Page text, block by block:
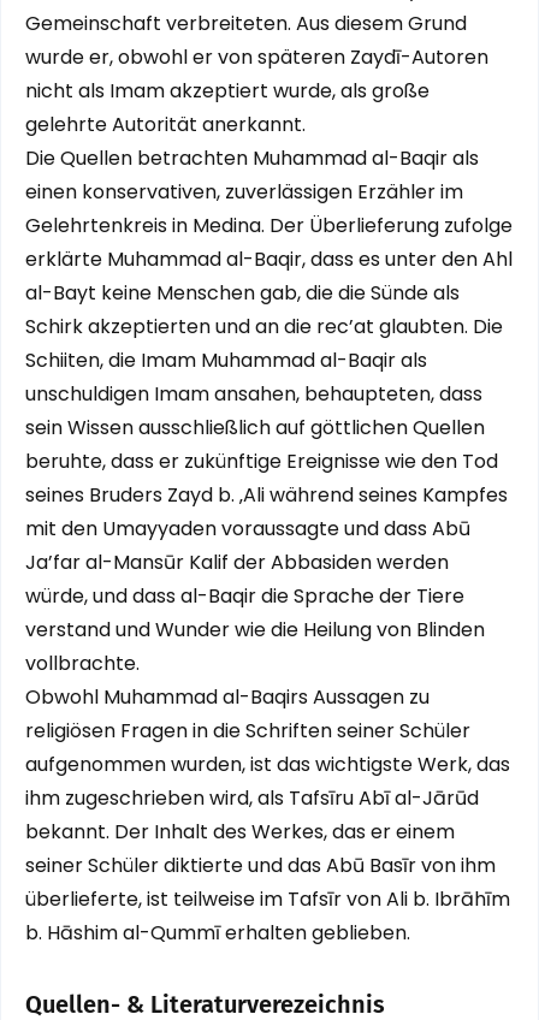
Gemeinschaft verbreiteten. Aus diesem Grund
wurde er, obwohl er von späteren Zaydī-Autoren
nicht als Imam akzeptiert wurde, als große
gelehrte Autorität anerkannt.
Die Quellen betrachten Muhammad al-Baqir als
einen konservativen, zuverlässigen Erzähler im
Gelehrtenkreis in Medina. Der Überlieferung zufolge
erklärte Muhammad al-Baqir, dass es unter den Ahl
al-Bayt keine Menschen gab, die die Sünde als
Schirk akzeptierten und an die rec’at glaubten. Die
Schiiten, die Imam Muhammad al-Baqir als
unschuldigen Imam ansahen, behaupteten, dass
sein Wissen ausschließlich auf göttlichen Quellen
beruhte, dass er zukünftige Ereignisse wie den Tod
seines Bruders Zayd b. ‚Ali während seines Kampfes
mit den Umayyaden voraussagte und dass Abū
Ja’far al-Mansūr Kalif der Abbasiden werden
würde, und dass al-Baqir die Sprache der Tiere
verstand und Wunder wie die Heilung von Blinden
vollbrachte.
Obwohl Muhammad al-Baqirs Aussagen zu
religiösen Fragen in die Schriften seiner Schüler
aufgenommen wurden, ist das wichtigste Werk, das
ihm zugeschrieben wird, als Tafsīru Abī al-Jārūd
bekannt. Der Inhalt des Werkes, das er einem
seiner Schüler diktierte und das Abū Basīr von ihm
überlieferte, ist teilweise im Tafsīr von Ali b. Ibrāhīm
b. Hāshim al-Qummī erhalten geblieben.
Quellen- & Literaturverezeichnis